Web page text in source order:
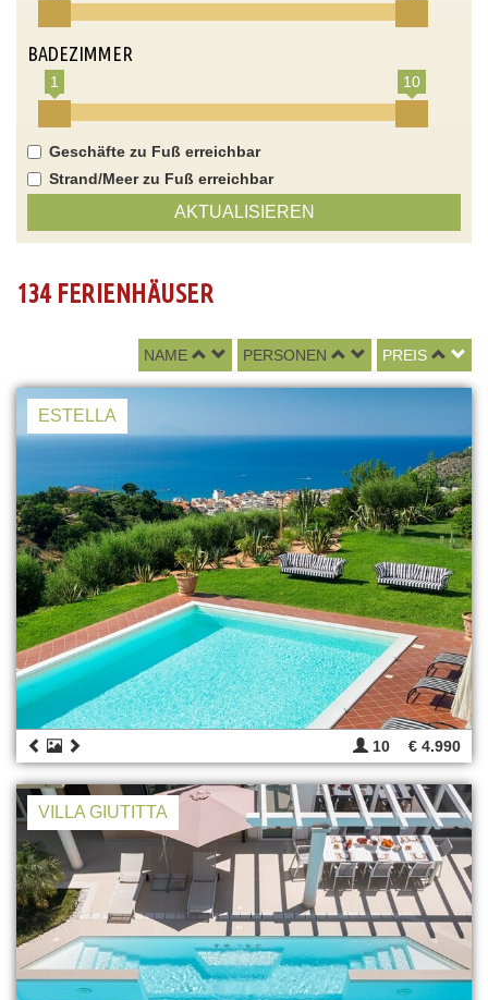
BADEZIMMER
1 10
Geschäfte zu Fuß erreichbar
Strand/Meer zu Fuß erreichbar
AKTUALISIEREN
134 FERIENHÄUSER
NAME PERSONEN PREIS
ESTELLA
10 € 4.990
VILLA GIUTITTA